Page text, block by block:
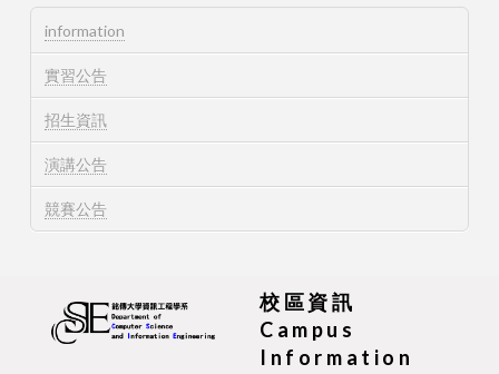
information
實習公告
招生資訊
演講公告
競賽公告
校區資訊
Campus
Information